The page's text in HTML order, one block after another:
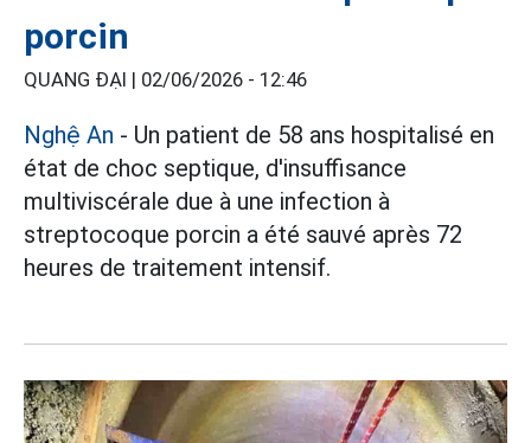
porcin
QUANG ĐẠI | 02/06/2026 - 12:46
Nghệ An - Un patient de 58 ans hospitalisé en
état de choc septique, d'insuffisance
multiviscérale due à une infection à
streptocoque porcin a été sauvé après 72
heures de traitement intensif.